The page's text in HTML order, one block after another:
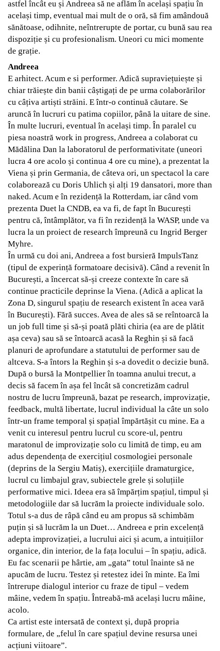
astfel încât eu și Andreea să ne aflăm în același spațiu în
același timp, eventual mai mult de o oră, să fim amândouă
sănătoase, odihnite, neîntrerupte de portar, cu bună sau rea
dispoziție și cu profesionalism. Uneori cu mici momente
de grație.
Andreea
E arhitect. Acum e si performer. Adică supraviețuiește și
chiar trăiește din banii câștigați de pe urma colaborărilor
cu câțiva artiști străini. E într-o continuă căutare. Se
aruncă în lucruri cu patima copiilor, până la uitare de sine.
În multe lucruri, eventual în același timp. În paralel cu
piesa noastră work in progress, Andreea a colaborat cu
Mădălina Dan la laboratorul de performativitate (uneori
lucra 4 ore acolo și continua 4 ore cu mine), a prezentat la
Viena și prin Germania, de câteva ori, un spectacol la care
colaborează cu Doris Uhlich și alți 19 dansatori, more than
naked. Acum e în rezidență la Rotterdam, iar când vom
prezenta Duet la CNDB, ea va fi, de fapt în București
pentru că, întâmplător, va fi în rezidență la WASP, unde va
lucra la un proiect de research împreună cu Ingrid Berger
Myhre.
În urmă cu doi ani, Andreea a fost bursieră ImpulsTanz
(tipul de experință formatoare decisivă). Când a revenit în
București, a încercat să-și creeze contexte în care să
continue practicile deprinse la Viena. (Adică a aplicat la
Zona D, singurul spațiu de research existent în acea vară
în București). Fără succes. Avea de ales să se reîntoarcă la
un job full time și să-și poată plăti chiria (ea are de plătit
așa ceva) sau să se întoarcă acasă la Reghin și să facă
planuri de aprofundare a statutului de performer sau de
altceva. S-a întors la Reghin și s-a dovedit o decizie bună.
După o bursă la Montpellier în toamna anului trecut, a
decis să facem în așa fel încât să concretizăm cadrul
nostru de lucru împreună, bazat pe research, improvizație,
feedback, multă libertate, lucrul individual la câte un solo
într-un frame temporal și spațial împărtășit cu mine. Ea a
venit cu interesul pentru lucrul cu score-ul, pentru
maratonul de improvizație solo cu limită de timp, eu am
adus dependența de exercițiul cosmologiei personale
(deprins de la Sergiu Matiș), exercițiile dramaturgice,
lucrul cu limbajul grav, subiectele grele și soluțiile
performative mici. Ideea era să împărțim spațiul, timpul și
metodologiile dar să lucrăm la proiecte individuale solo.
Totul s-a dus de râpă când eu am propus să schimbăm
puțin și să lucrăm la un Duet… Andreea e prin excelență
adepta improvizației, a lucrului aici și acum, a intuițiilor
organice, din interior, de la fața locului – în spațiu, adică.
Eu fac scenarii pe hârtie, am „gata” totul înainte să ne
apucăm de lucru. Testez și retestez idei în minte. Ea îmi
întrerupe dialogul interior cu fraze de tipul – vedem
mâine, vedem în spațiu. Întreabă-mă același lucru mâine,
acolo.
Ca artist este intersată de context și, după propria
formulare, de „felul în care spațiul devine resursa unei
acțiuni viitoare”.